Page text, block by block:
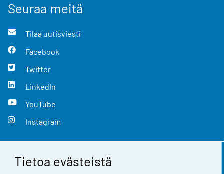
Tietoa evästeistä
Seuraa meitä
Tilaa uutisviesti
Facebook
Twitter
LinkedIn
YouTube
Instagram
Yhteystiedot